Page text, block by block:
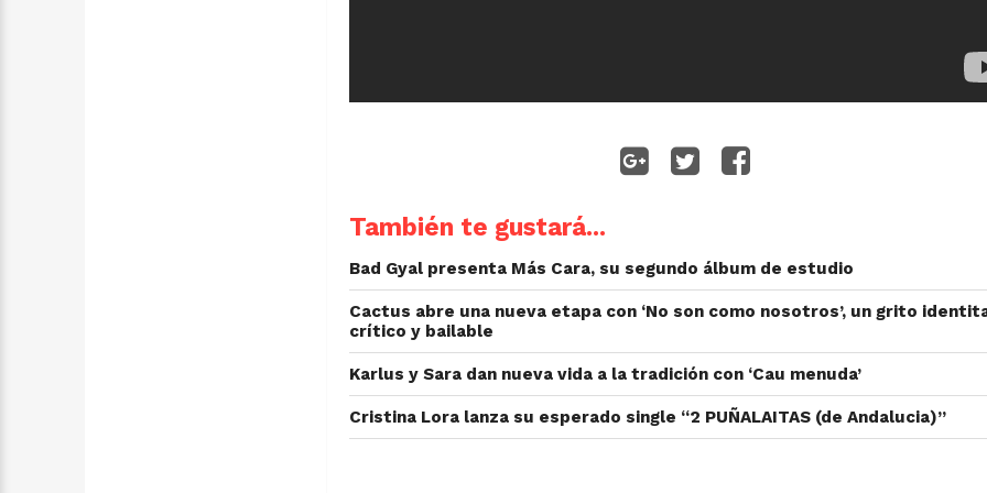
También te gustará...
Bad Gyal presenta Más Cara, su segundo álbum de estudio
Cactus abre una nueva etapa con ‘No son como nosotros’, un grito
crítico y bailable
Karlus y Sara dan nueva vida a la tradición con ‘Cau menuda’
Cristina Lora lanza su esperado single “2 PUÑALAITAS (de Andalucia)”